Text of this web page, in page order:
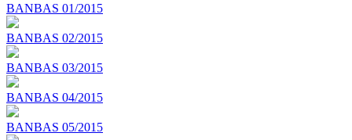
BANBAS 01/2015
BANBAS 02/2015
BANBAS 03/2015
BANBAS 04/2015
BANBAS 05/2015